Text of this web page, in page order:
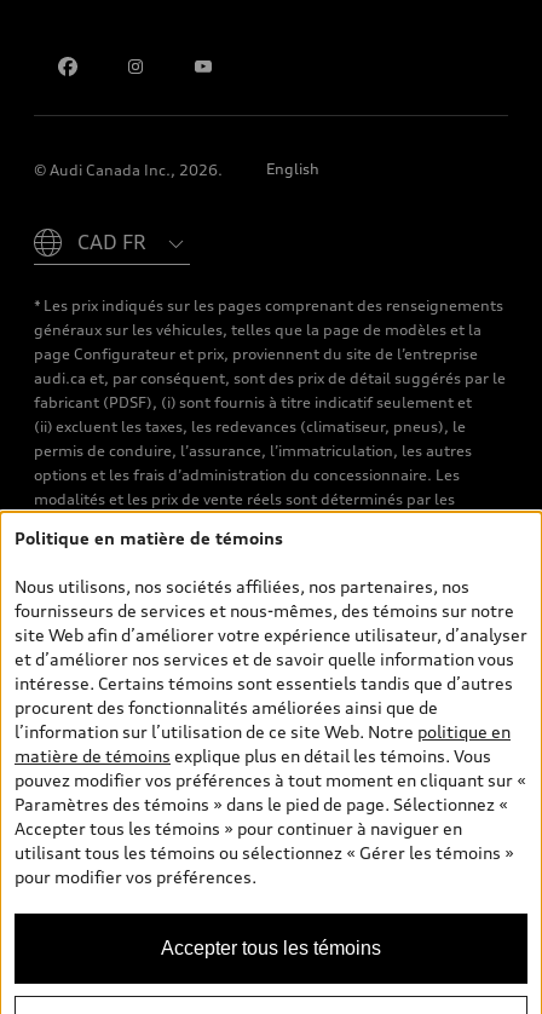
© Audi Canada Inc., 2026. English
* Les prix indiqués sur les pages comprenant des renseignements
généraux sur les véhicules, telles que la page de modèles et la
page Configurateur et prix, proviennent du site de l’entreprise
audi.ca et, par conséquent, sont des prix de détail suggérés par le
fabricant (PDSF), (i) sont fournis à titre indicatif seulement et
(ii) excluent les taxes, les redevances (climatiseur, pneus), le
permis de conduire, l’assurance, l’immatriculation, les autres
options et les frais d’administration du concessionnaire. Les
modalités et les prix de vente réels sont déterminés par les
véhicules neufs et d’occasion sont les prix de vente établis par les
de transport et d’inspection de prélivraison, les taxes
environnementales (pour les véhicules neufs) et les frais
d’administration des concessionnaires. Toutefois, les taxes de
vente sont exclues. Veuillez noter que les prix de l’estimateur de
versements sont des PDSF s’il a été consulté au moyen de l’onglet
Configurateur et prix (à titre indicatif). Toutefois, s’il a été
consulté à partir des pages de recherche de véhicules neufs et
d’occasion, les prix indiqués sont des prix de vente (prix de vente
réels). Sur les pages de renseignements généraux sur les
véhicules, les modèles sont montrés à titre indicatif seulement,
avec des caractéristiques qui peuvent ne pas être offertes sur les
modèles canadiens. Malgré les efforts déployés pour assurer
l’exactitude de ces renseignements, des erreurs peuvent survenir
et la disponibilité peut changer; veuillez donc visiter votre
concessionnaire pour obtenir les détails et les spécifications
actuelles de chaque modèle. Tous droits réservés. Les marques de
commerce d’Audi AG sont utilisées sous licence.
Politique en matière de témoins
Nous utilisons, nos sociétés affiliées, nos partenaires, nos
fournisseurs de services et nous-mêmes, des témoins sur notre
site Web afin d’améliorer votre expérience utilisateur, d’analyser
et d’améliorer nos services et de savoir quelle information vous
intéresse. Certains témoins sont essentiels tandis que d’autres
procurent des fonctionnalités améliorées ainsi que de
l’information sur l’utilisation de ce site Web. Notre politique en
matière de témoins explique plus en détail les témoins. Vous
pouvez modifier vos préférences à tout moment en cliquant sur «
Paramètres des témoins » dans le pied de page. Sélectionnez «
Accepter tous les témoins » pour continuer à naviguer en
utilisant tous les témoins ou sélectionnez « Gérer les témoins »
pour modifier vos préférences.
Accepter tous les témoins